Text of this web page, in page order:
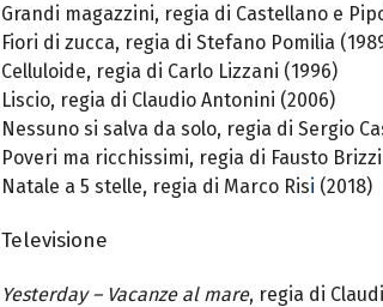
Grandi magazzini, regia di Castellano e
Fiori di zucca, regia di Stefano Pomilia
Celluloide, regia di Carlo Lizzani (1996)
Liscio, regia di Claudio Antonini (2006)
Nessuno si salva da solo, regia di Sergio
Poveri ma ricchissimi, regia di Fausto Brizzi
Natale a 5 stelle, regia di Marco Risi (2018)
Televisione
Yesterday – Vacanze al mare, regia di